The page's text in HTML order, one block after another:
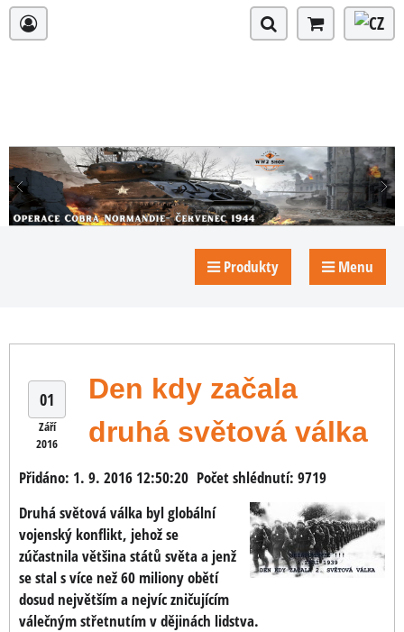
Produkty Menu
01
Září
2016
Den kdy začala
druhá světová válka
Přidáno: 1. 9. 2016 12:50:20 Počet shlédnutí: 9719
Druhá světová válka byl globální
vojenský konflikt, jehož se
zúčastnila většina států světa a jenž
se stal s více než 60 miliony obětí
dosud největším a nejvíc zničujícím
válečným střetnutím v dějinách lidstva.